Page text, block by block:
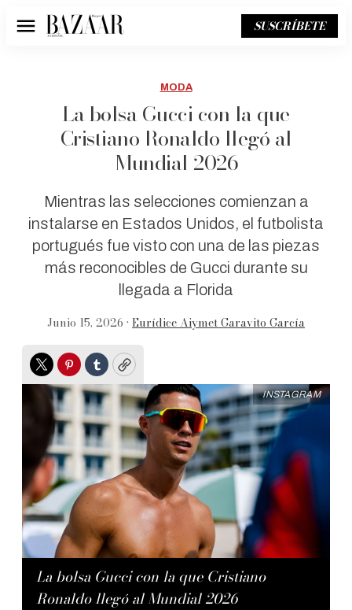
Menú SUSCRÍBETE
MODA
La bolsa Gucci con la que
Cristiano Ronaldo llegó al
Mundial 2026
Mientras las selecciones comienzan a
instalarse en Estados Unidos, el futbolista
portugués fue visto con una de las piezas
más reconocibles de Gucci durante su
llegada a Florida
Junio 15, 2026 • Eurídice Aiymet Garavito García
TwitterPinterest
TumblrCopy
La bolsa Gucci con la que Cristiano
Ronaldo llegó al Mundial 2026
INSTAGRAM